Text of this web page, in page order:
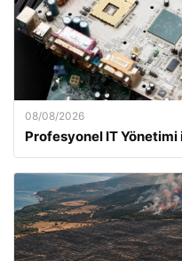
08/08/2026
Profesyonel IT